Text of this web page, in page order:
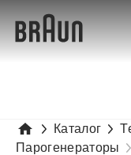
Каталог
Парогенераторы